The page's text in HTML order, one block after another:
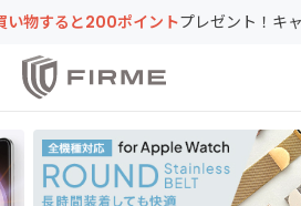
ると200ポイントプレゼント！キャンペ